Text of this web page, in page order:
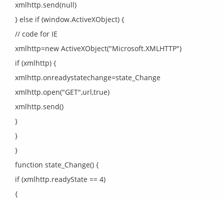
xmlhttp.send(null)
} else if (window.ActiveXObject) {
// code for IE
xmlhttp=new ActiveXObject("Microsoft.XMLHTTP")
if (xmlhttp) {
xmlhttp.onreadystatechange=state_Change
xmlhttp.open("GET",url,true)
xmlhttp.send()
}
}
}
function state_Change() {
if (xmlhttp.readyState == 4)
{